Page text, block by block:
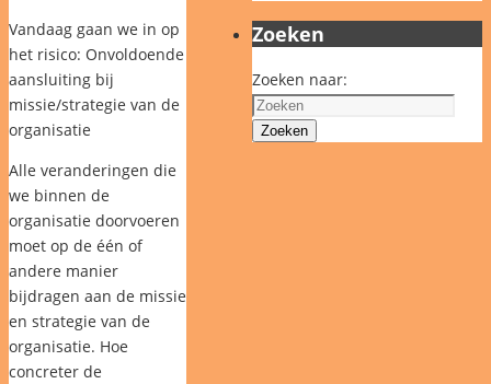
Vandaag gaan we in op
het risico: Onvoldoende
aansluiting bij
missie/strategie van de
organisatie
Alle veranderingen die
we binnen de
organisatie doorvoeren
moet op de één of
andere manier
bijdragen aan de missie
en strategie van de
organisatie. Hoe
concreter de
Zoeken
Zoeken naar:
Zoeken